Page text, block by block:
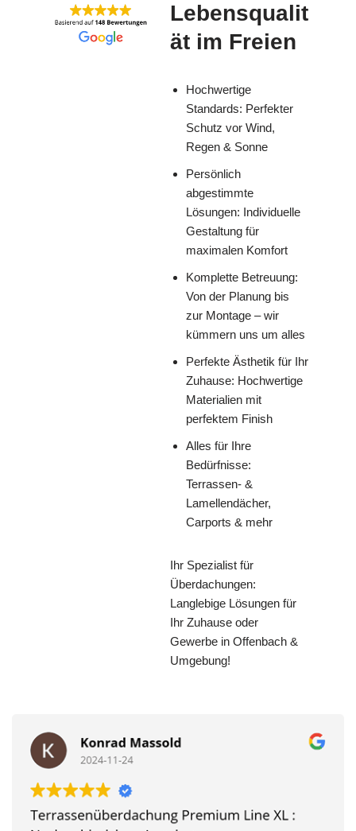
Lebensqualit
ät im Freien
Hochwertige
Standards: Perfekter
Schutz vor Wind,
Regen & Sonne
Persönlich
abgestimmte
Lösungen: Individuelle
Gestaltung für
maximalen Komfort
Komplette Betreuung:
Von der Planung bis
zur Montage – wir
kümmern uns um alles
Perfekte Ästhetik für Ihr
Zuhause: Hochwertige
Materialien mit
perfektem Finish
Alles für Ihre
Bedürfnisse:
Terrassen- &
Lamellendächer,
Carports & mehr
Ihr Spezialist für
Überdachungen:
Langlebige Lösungen für
Ihr Zuhause oder
Gewerbe in Offenbach &
Umgebung!